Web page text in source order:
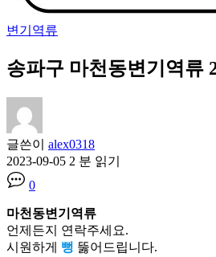
변기역류
송파구 마천동변기역류
글쓴이 alex0318
2023-09-05 2 분 읽기
0
마천동변기역류
언제든지 연락주세요.
시원하게 뻥 뚫어드립니다.